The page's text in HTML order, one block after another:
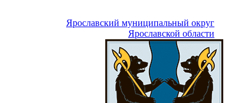
Ярославский муниципальный округ
Ярославской области